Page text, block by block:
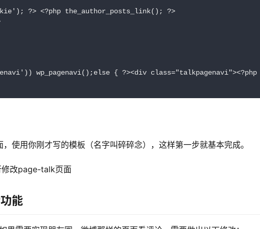
?> <?php the_author_posts_link(); ?>
wp_pagenavi();else { ?><div
使用你刚才写的模板（名字叫碎碎念），这样第一步就基本完成。
修改page-talk页面
能